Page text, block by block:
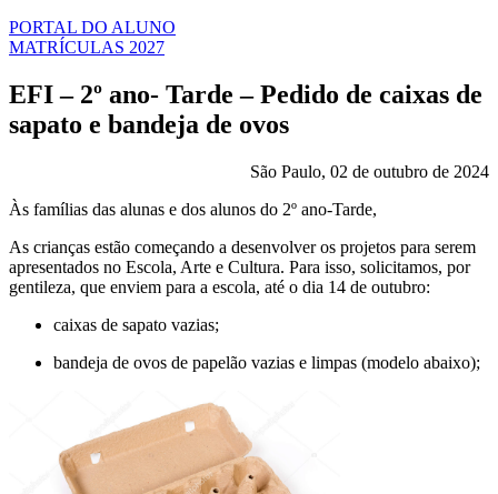
PORTAL DO ALUNO
MATRÍCULAS 2027
EFI – 2º ano- Tarde – Pedido de caixas de
sapato e bandeja de ovos
São Paulo, 02 de outubro de 2024
Às famílias das alunas e dos alunos do 2º ano-Tarde,
As crianças estão começando a desenvolver os projetos para serem
apresentados no Escola, Arte e Cultura. Para isso, solicitamos, por
gentileza, que enviem para a escola, até o dia 14 de outubro:
caixas de sapato vazias;
bandeja de ovos de papelão vazias e limpas (modelo abaixo);